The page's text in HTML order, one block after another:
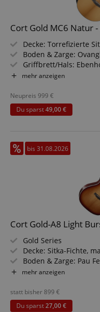
Cort Gold MC6 Natur
Decke: Torrefizierte
Boden & Zarge:
Griffbrett/Hals:
Elektronik: Fishman
mehr anzeigen
Neupreis 999 €
Du sparst49,00 €
bis 31.08.2026
Cort Gold-A8 Light
Gold Series
Decke: Sitka-Fichte,
Boden & Zarge: Pau
Griffbrett/Hals:
Elektronik: Fishman
Blend System
Farbe & Finish: Light
mehr anzeigen
statt bisher899 €
Du sparst27,00 €